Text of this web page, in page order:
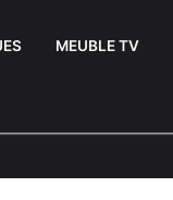
MEUBLE TV